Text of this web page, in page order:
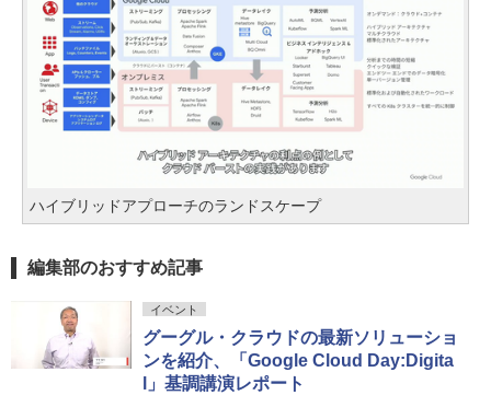
ハイブリッドアプローチのランドスケープ
編集部のおすすめ記事
イベント
グーグル・クラウドの最新ソリューショ
ンを紹介、「Google Cloud Day:Digita
l」基調講演レポート